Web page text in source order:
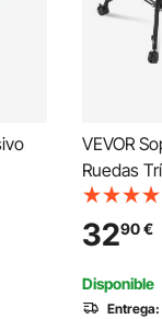
VEVOR
Ruedas
Portátil
Teléfono
Ajustable
al Aire
3290€
Disponible
Entrega: